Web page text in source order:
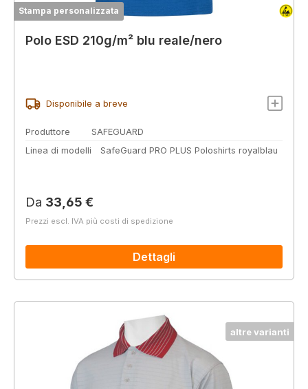
Stampa personalizzata
Polo ESD 210g/m² blu reale/nero
Disponibile a breve
Produttore
SAFEGUARD
Linea di modelli
SafeGuard PRO PLUS Poloshirts royalblau
Prezzo normale:
Da 33,65 €
Prezzi escl. IVA più costi di spedizione
Dettagli
altre varianti